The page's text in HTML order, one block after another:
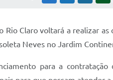
Rio Claro voltará a realizar
Neves no Jardim
para a